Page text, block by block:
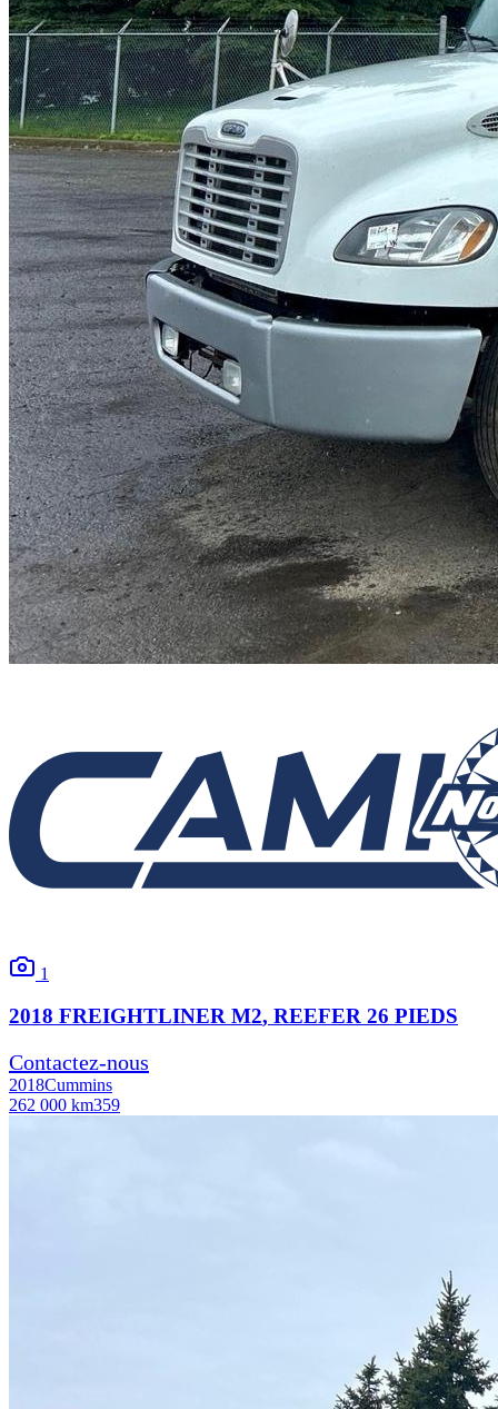
1
2018 FREIGHTLINER M2, REEFER 26 PIEDS
Contactez-nous
2018Cummins
262 000 km359